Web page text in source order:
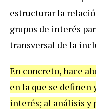
estructurar la
grupos de interés
transversal de la
En concreto, hace
en la que se definen
interés; al análisis y